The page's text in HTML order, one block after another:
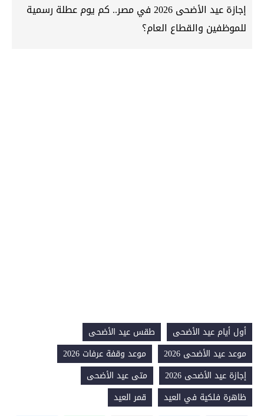
إجازة عيد الأضحى 2026 في مصر.. كم يوم عطلة رسمية
للموظفين والقطاع العام؟
أول أيام عيد الأضحى
طقس عيد الأضحى
موعد عيد الأضحى 2026
موعد وقفة عرفات 2026
إجازة عيد الأضحى 2026
متى عيد الأضحى
ظاهرة فلكية في العيد
قمر العيد